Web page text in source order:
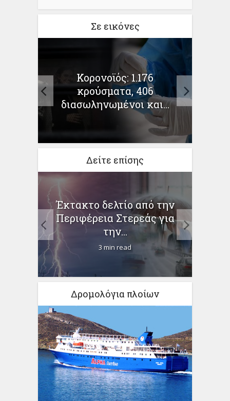
Σε εικόνες
Κορονοϊός: 1.176
κρούσματα, 406
διασωληνωμένοι και...
Δείτε επίσης
Έκτακτο δελτίο από την
Περιφέρεια Στερεάς για
την...
3 min read
Δρομολόγια πλοίων